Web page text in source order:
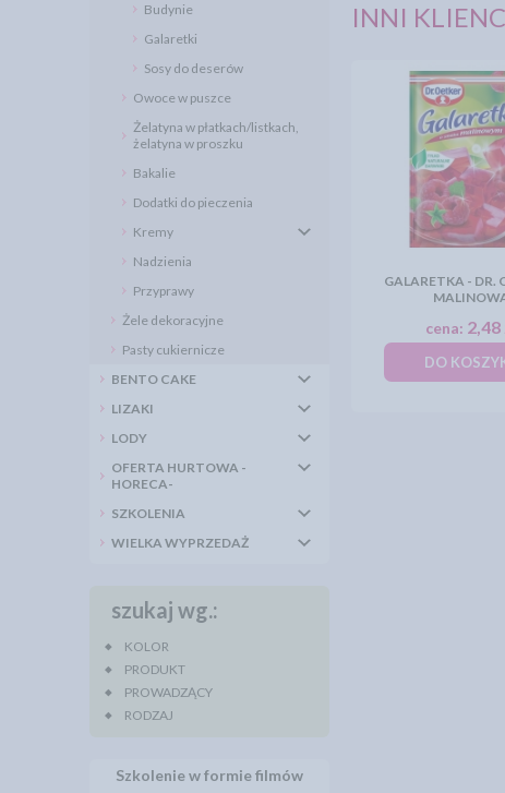
Budynie
Galaretki
Sosy do deserów
Owoce w puszce
Żelatyna w płatkach/listkach,
żelatyna w proszku
Bakalie
Dodatki do pieczenia
Kremy
Nadzienia
Przyprawy
Żele dekoracyjne
Pasty cukiernicze
BENTO CAKE
LIZAKI
LODY
OFERTA HURTOWA -
HORECA-
SZKOLENIA
WIELKA WYPRZEDAŻ
szukaj wg.:
KOLOR
PRODUKT
PROWADZĄCY
RODZAJ
Szkolenie w formie filmów
INNI
GALARETKA - DR.
cena: 2,48
DO